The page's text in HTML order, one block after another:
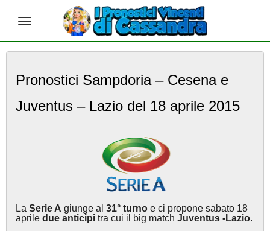
Pronostici Sampdoria – Cesena e
Juventus – Lazio del 18 aprile 2015
La Serie A giunge al 31° turno e ci propone sabato 18
aprile due anticipi tra cui il big match Juventus -Lazio.